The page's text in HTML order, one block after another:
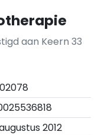
aan Keern 33
2012